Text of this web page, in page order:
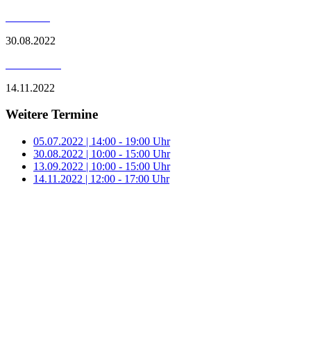
30.08.2022
14.11.2022
Weitere Termine
05.07.2022 | 14:00 - 19:00 Uhr
30.08.2022 | 10:00 - 15:00 Uhr
13.09.2022 | 10:00 - 15:00 Uhr
14.11.2022 | 12:00 - 17:00 Uhr